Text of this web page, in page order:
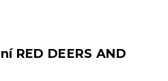
RED DEERS AND